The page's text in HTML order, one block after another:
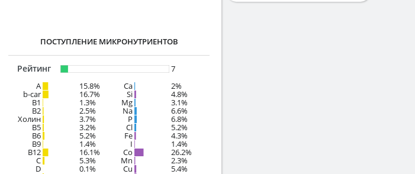
ПОСТУПЛЕНИЕ МИКРОНУТРИЕНТОВ
Рейтинг
7
A
15.8%
b-car 16.7%
В1 1.3%
B2 2.5%
Холин 3.7%
B5 3.2%
B6 5.2%
B9 1.4%
B12 16.1%
C 5.3%
D 0.1%
Ca 2%
Si 4.8%
Mg 3.1%
Na 6.6%
P 6.8%
Cl 5.2%
Fe 4.3%
I 1.4%
Co 26.2%
Mn 2.3%
Cu 5.4%